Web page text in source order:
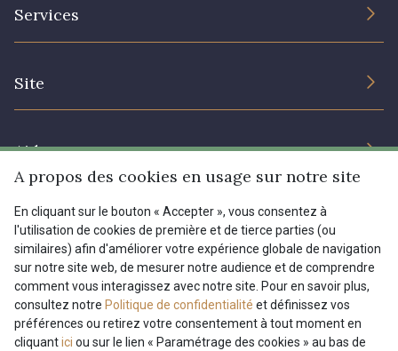
Services
Site
Prix réduits
Magazine
Aide
Livraison : France, Belgique, International
Retours & réclamations
FAQ - Questions fréquentes
Modes de paiements
Menu
Tous nos tissus
Magazine
FR EN
A propos des cookies en usage sur notre site
En cliquant sur le bouton « Accepter », vous consentez à
l'utilisation de cookies de première et de tierce parties (ou
similaires) afin d'améliorer votre expérience globale de navigation
sur notre site web, de mesurer notre audience et de comprendre
comment vous interagissez avec notre site. Pour en savoir plus,
consultez notre Politique de confidentialité et définissez vos
préférences ou retirez votre consentement à tout moment en
cliquantici ou sur le lien « Paramétrage des cookies » au bas de